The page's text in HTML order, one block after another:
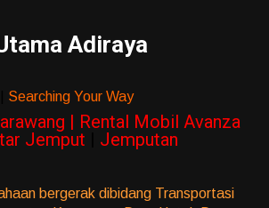
Adiraya
Searching Your Way
| Rental Mobil Avanza
Jemput
Jemputan
bergerak dibidang Transportasi